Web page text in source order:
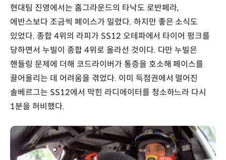
현대팀 진영에서는 홈그라운드의 타낙도 로반페라,
에반스보다 조금씩 페이스가 밀렸다. 하지만 좋은 소식도
있었다. 종합 4위의 라피가 SS12 오테파에서 타이어 펑크를
당하면서 누빌이 종합 4위로 올라선 것이다. 다만 누빌은
핸들링 문제에 더해 코드라이버가 통증을 호소해 페이스를
끌어올리는 데 어려움을 겪었다. 이미 득점권에서 멀어진
솔베르그는 SS12에서 막힌 라디에이터를 청소하느라 다시
1분을 허비했다.